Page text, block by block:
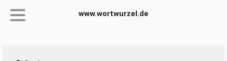
www.wortwurzel.de